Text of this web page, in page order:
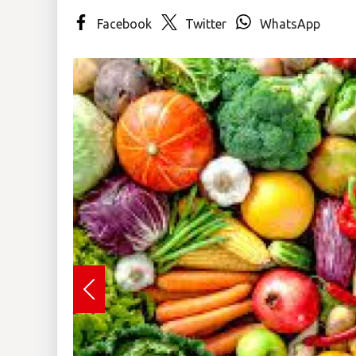
Multimedia
Facebook Twitter WhatsApp
Previous